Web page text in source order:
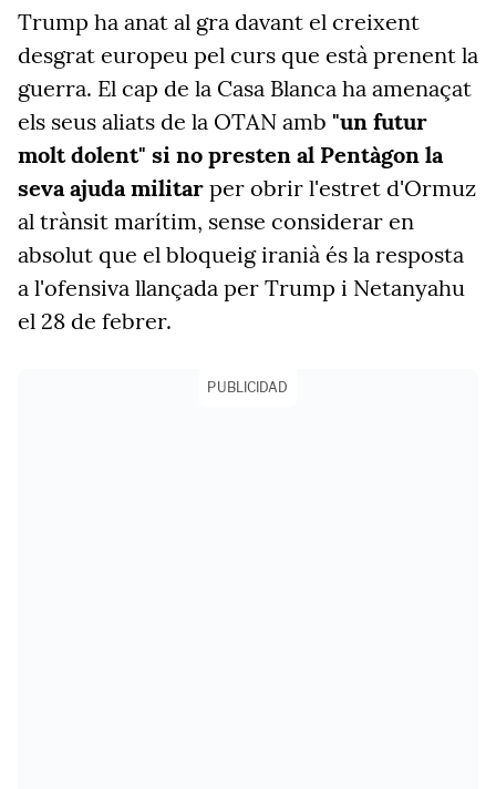
Trump ha anat al gra davant el creixent
desgrat europeu pel curs que està prenent la
guerra. El cap de la Casa Blanca ha amenaçat
els seus aliats de la OTAN amb "un futur
molt dolent" si no presten al Pentàgon la
seva ajuda militar per obrir l'estret d'Ormuz
al trànsit marítim, sense considerar en
absolut que el bloqueig iranià és la resposta
a l'ofensiva llançada per Trump i Netanyahu
el 28 de febrer.
PUBLICIDAD